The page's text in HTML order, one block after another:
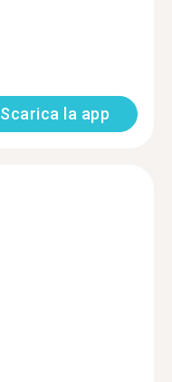
Scarica la app